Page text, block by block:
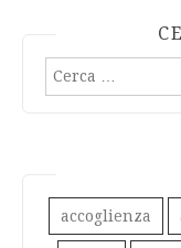
Ricerca
per:
accoglienza